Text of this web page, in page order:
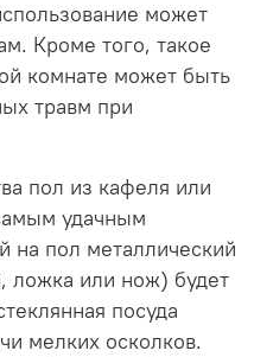
может
комнате может быть
при
пол из кафеля или
удачным
на пол металлический
ложка или нож) будет
посуда
мелких осколков.